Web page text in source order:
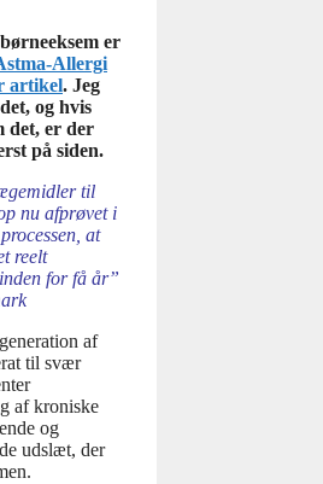
er
Allergi
artikel. Jeg
og hvis
det, er der
på siden.
til
nu afprøvet i
at
reelt
for få år”
af
til svær
af kroniske
og
udslæt, der